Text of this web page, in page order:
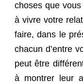
choses que
à vivre votre
faire, dans le
chacun d’entre
peut être
à montrer leur